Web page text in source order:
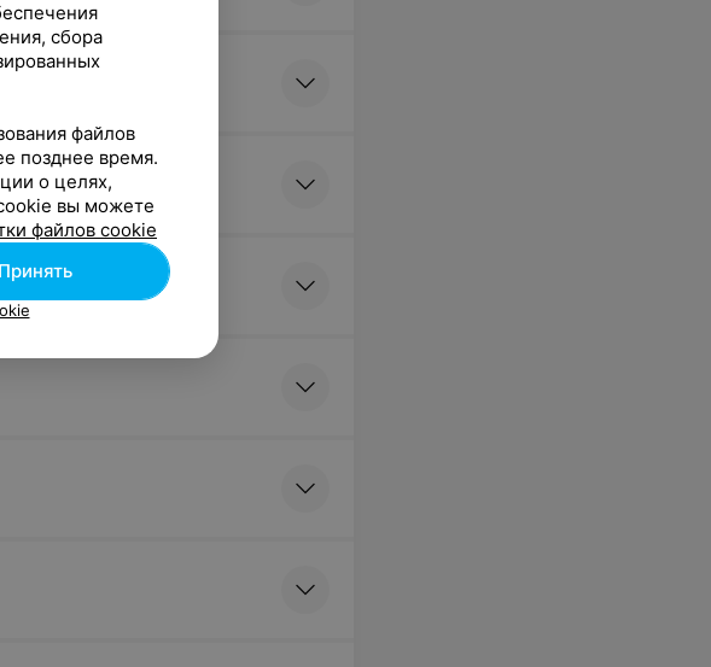
сбора
файлов
позднее время.
о целях,
вы можете
файлов cookie
Принять